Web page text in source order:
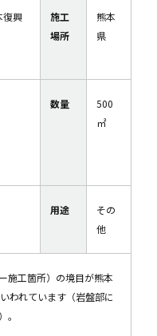
復興
施工
場所
熊本
県
数量
500
㎡
用途
その
他
施工箇所）の境目が熊本
われています（岩盤部に